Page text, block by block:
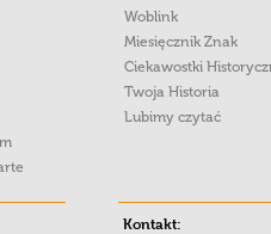
Woblink
Miesięcznik Znak
Ciekawostki
Twoja Historia
Lubimy czytać
Kontakt: